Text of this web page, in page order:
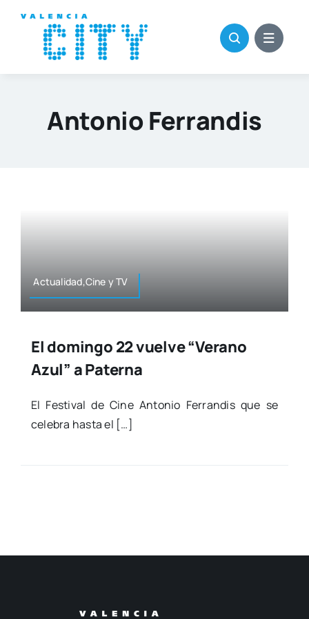
contenido
Antonio Ferrandis
Actualidad,Cine y TV
El domingo 22 vuelve “Verano
Azul” a Paterna
El Fes­ti­val de Cine Anto­nio Ferran­dis que se
cele­bra has­ta el […]